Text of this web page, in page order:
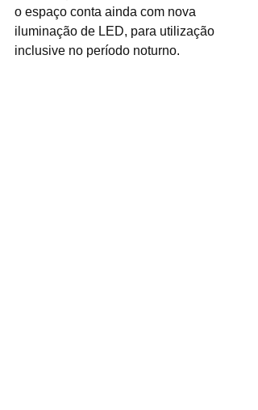
o espaço conta ainda com nova
iluminação de LED, para utilização
inclusive no período noturno.